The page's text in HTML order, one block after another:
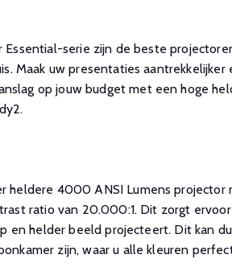
serie zijn de beste
Maak uw presentaties
op jouw budget met een hoge
heldere 4000 ANSI Lumens projector
ratio van 20.000:1. Dit zorgt ervoor
en helder beeld projecteert. Dit kan
zijn, waar u alle kleuren